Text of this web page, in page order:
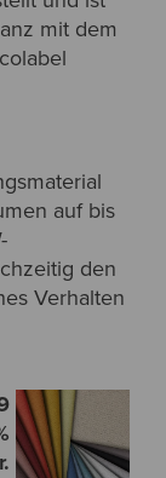
mit dem
auf bis
den
Verhalten